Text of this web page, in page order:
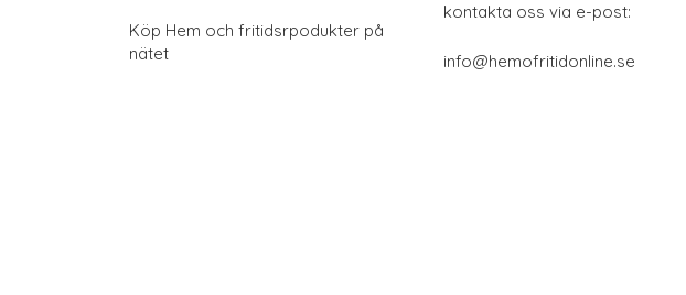
Köp Hem och fritidsrpodukter på
nätet
kontakta oss via e-post:
info@hemofritidonline.se